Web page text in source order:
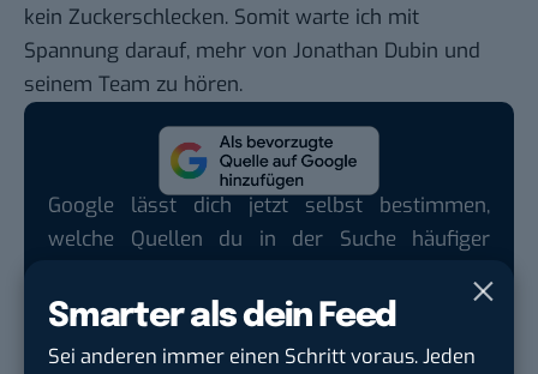
Smarter als dein Feed
Sei anderen immer einen Schritt voraus. Jeden
kein Zuckerschlecken. Somit warte ich mit
Spannung darauf, mehr von Jonathan Dubin und
seinem Team zu hören.
Google lässt dich jetzt selbst bestimmen,
welche Quellen du in der Suche häufiger
BASIC thinking kostenlos als bevorzugte